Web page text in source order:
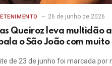
26 de junho de 2026
Queiroz leva multidão
o São João com
de 23 de junho foi marcada por